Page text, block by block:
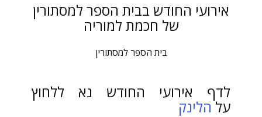
אירועי החודש בבית הספר למסתורין
של חכמת למוריה
בית הספר למסתורין
לדף אירועי החודש נא ללחוץ
עלהלינק